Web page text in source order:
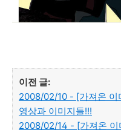
이전 글:
2008/02/10 - [가져온 이
영상과 이미지들!!!
2008/02/14 - [가져온